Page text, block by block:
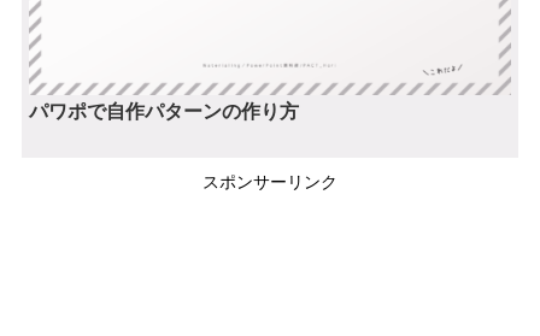
パワポで自作パターンの作り方
スポンサーリンク